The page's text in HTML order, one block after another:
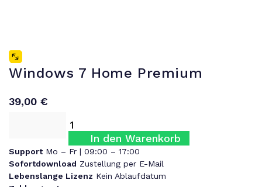
Windows 7 Home Premium
39,00 €
In den Warenkorb
Support Mo – Fr | 09:00 – 17:00
Sofortdownload Zustellung per E-Mail
Lebenslange Lizenz Kein Ablaufdatum